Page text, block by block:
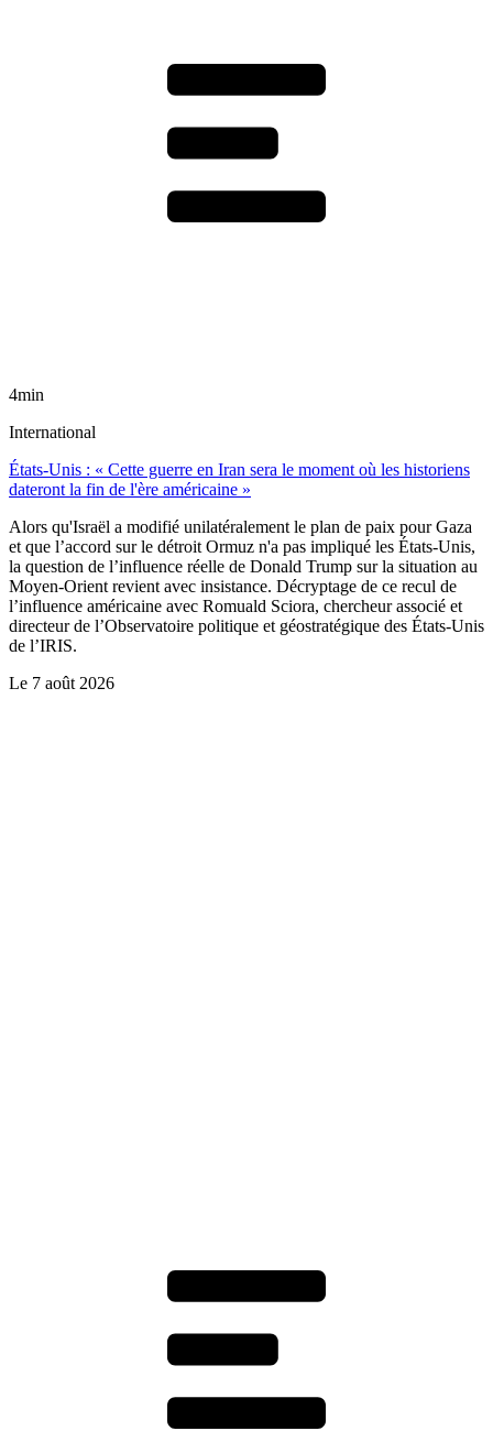
4min
International
États-Unis : « Cette guerre en Iran sera le moment où les historiens
dateront la fin de l'ère américaine »
Alors qu'Israël a modifié unilatéralement le plan de paix pour Gaza
et que l’accord sur le détroit Ormuz n'a pas impliqué les États-Unis,
la question de l’influence réelle de Donald Trump sur la situation au
Moyen-Orient revient avec insistance. Décryptage de ce recul de
l’influence américaine avec Romuald Sciora, chercheur associé et
directeur de l’Observatoire politique et géostratégique des États-Unis
de l’IRIS.
Le 7 août 2026